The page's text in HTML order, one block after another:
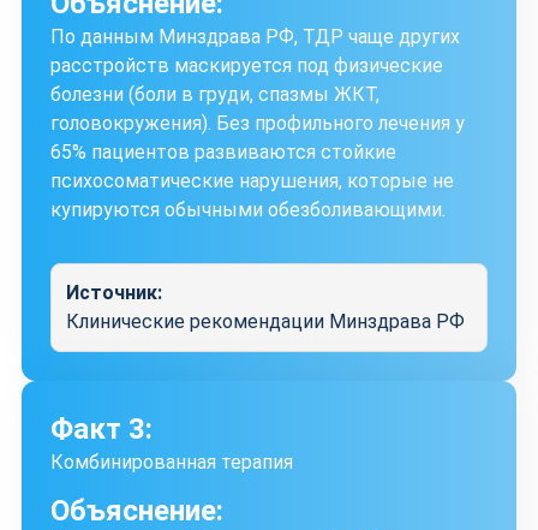
По данным Минздрава РФ, ТДР чаще других
расстройств маскируется под физические
болезни (боли в груди, спазмы ЖКТ,
головокружения). Без профильного лечения у
65% пациентов развиваются стойкие
психосоматические нарушения, которые не
купируются обычными обезболивающими.
Источник:
Клинические рекомендации Минздрава РФ
Факт 3:
Комбинированная терапия
Объяснение: